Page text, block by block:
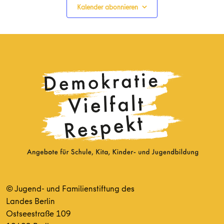
Kalender abonnieren
© Jugend- und Familienstiftung des
Landes Berlin
Ostseestraße 109